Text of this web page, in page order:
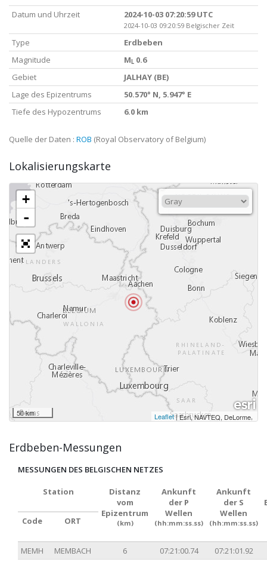
Datum und Uhrzeit 2024-10-03 07:20:59 UTC
2024-10-03 09:20:59 Belgischer Zeit
Type
Erdbeben
Magnitude
M L 0.6
Gebiet
JALHAY (BE)
Lage des Epizentrums
50.570° N, 5.947° E
Tiefe des Hypozentrums
6.0 km
Quelle der Daten : ROB (Royal Observatory of Belgium)
Lokalisierungskarte
+
-
50 km Leaflet|Esri, NAVTEQ, DeLorme,
Erdbeben-Messungen
MESSUNGEN DES BELGISCHEN NETZES
Station
Distanz
vom
Epizentrum
(km)
Ankunft
der P
Wellen
(hh:mm:ss.ss)
Ankunft
der S
Wellen
(hh:mm:ss.ss)
Code
ORT
MEMH MEMBACH 6 07:21:00.74
07:21:01.92